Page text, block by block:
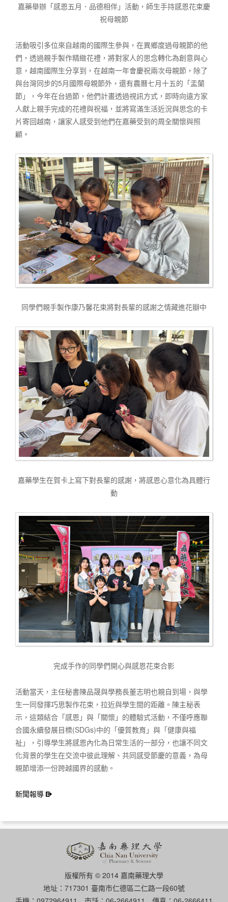
嘉藥舉辦「感恩五月．品德相伴」活動，師生手持感恩花束慶
祝母親節
活動吸引多位來自越南的國際生參與，在異鄉度過母親節的他
們，透過親手製作精緻花禮，將對家人的思念轉化為創意與心
意，越南國際生分享到，在越南一年會慶祝兩次母親節，除了
與台灣同步的5月國際母親節外，還有農曆七月十五的「盂蘭
節」，今年在台過節，他們計畫透過視訊方式，即時向遠方家
人獻上親手完成的花禮與祝福，並將寫滿生活近況與思念的卡
片寄回越南，讓家人感受到他們在嘉藥受到的周全關懷與照
顧。
同學們親手製作康乃馨花束將對長輩的感謝之情藏進花瓣中
嘉藥學生在賀卡上寫下對長輩的感謝，將感恩心意化為具體行
動
完成手作的同學們開心與感恩花束合影
活動當天，主任秘書陳品晟與學務長董志明也親自到場，與學
生一同發揮巧思製作花束，拉近與學生間的距離。陳主秘表
示，這類結合「感恩」與「關懷」的體驗式活動，不僅呼應聯
合國永續發展目標(SDGs)中的「優質教育」與「健康與福
祉」，引導學生將感恩內化為日常生活的一部分，也讓不同文
化背景的學生在交流中彼此理解、共同感受節慶的意義，為母
親節增添一份跨越國界的感動。
新聞報導
版權所有 © 2014 嘉南藥理大學
地址：717301 臺南市仁德區二仁路一段60號